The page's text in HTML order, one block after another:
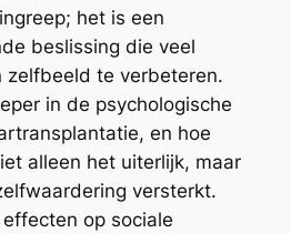
het is een
beslissing die veel
zelfbeeld te verbeteren.
in de psychologische
en hoe
alleen het uiterlijk, maar
versterkt.
op sociale